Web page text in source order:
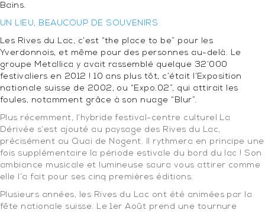
Bains.
UN LIEU, BEAUCOUP DE SOUVENIRS
Les Rives du Lac, c’est “the place to be” pour les
Yverdonnois, et même pour des personnes au-delà. Le
groupe Metallica y avait rassemblé quelque 32’000
festivaliers en 2012 ! 10 ans plus tôt, c’était l’Exposition
nationale suisse de 2002, ou “Expo.02”, qui attirait les
foules, notamment grâce à son nuage “Blur”.
Plus récemment, l’hybride festival-centre culturel La
Dérivée s’est ajouté au paysage des Rives du Lac,
précisément au Quai de Nogent. Il rythmera en principe une
fois supplémentaire la période estivale du bord du lac ! Son
ambiance musicale et lumineuse saura vous attirer comme
elle l’a fait pour ses cinq premières éditions.
Plusieurs années, les Rives du Lac ont été animées par la
fête nationale suisse. Le 1er Août prend une tournure